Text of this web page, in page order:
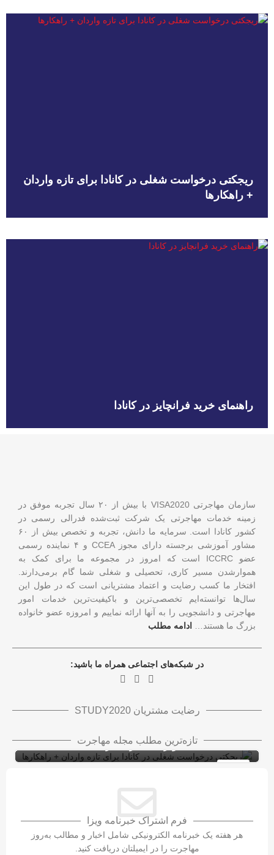
ریجکتی درخواست شغلی در کانادا برای تازه واردان
+ راهکارها
راهنمای خرید فرانچایز در کانادا
سازمان مهاجرتی VISA2020 با بیش از ۲۰ سال تجربه موفق در
زمینه خدمات مهاجرتی یک شرکت ثبت‌شده فدرالی رسمی در
کشور کانادا است. سرمایه ما دانش، تجربه و تخصص بیش از ۶۰
مشاور آموزشی برجسته دارای مجوز CCEA و ۴ نماینده رسمی
عضو ICCRC است که امروز در مجموعه ما برای کمک به
هموارشدن مسیر کاری، تحصیلی و شغلی شما گام برمی‌دارند.
افتخار ما کسب رضایت و اعتماد مشتریانی است که در طول این
سال‌ها توانسته‌ایم تخصصی‌ترین و باکیفیت‌ترین خدمات امور
مهاجرتی و دانشجویی را به آنها ارائه نماییم و امروزه عضو خانواده
بزرگ ما هستند… ادامه مطلب
در شبکه‌های اجتماعی همراه ما باشید:
رضایت مشتریان STUDY2020
ویزای کار
ویزای کاری کانادا با LMIA
تازه‌ترین مطلب مجله مهاجرت
واردان + راهکارها
فرم اشتراک خبرنامه ویزا
هر هفته یک خبرنامه الکترونیکی شامل اخبار و مطالب به‌روز
مهاجرت را در ایمیلتان دریافت کنید.